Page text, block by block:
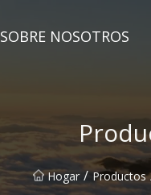
SOBRE NOSOTROS
Hogar / Productos